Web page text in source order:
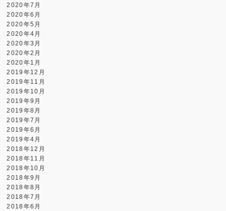
2020年7月
2020年6月
2020年5月
2020年4月
2020年3月
2020年2月
2020年1月
2019年12月
2019年11月
2019年10月
2019年9月
2019年8月
2019年7月
2019年6月
2019年4月
2018年12月
2018年11月
2018年10月
2018年9月
2018年8月
2018年7月
2018年6月